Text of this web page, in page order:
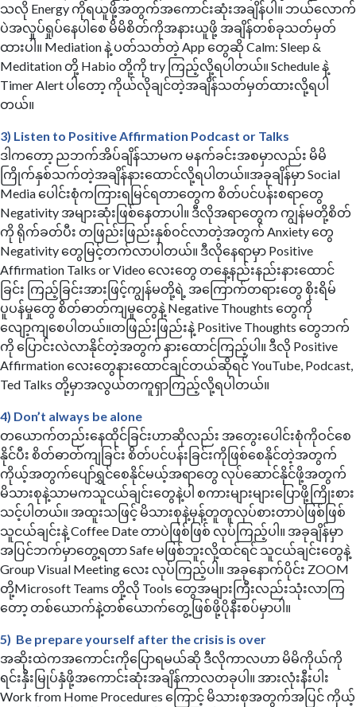
သလို Energy ကိုရယူဖို့အတွက်အကောင်းဆုံးအချိန်ပါ။ ဘယ်လောက်
ပဲအလှုပ်ရှုပ်နေပါစေ မိမိစိတ်ကိုအနားယူဖို့ အချိန်တစ်ခုသတ်မှတ်
ထားပါ။ Mediation နဲ့ ပတ်သတ်တဲ့ App တွေဆို Calm: Sleep &
Meditation တို့ Habio တို့ကို try ကြည့်လို့ရပါတယ်။ Schedule နဲ့
Timer Alert ပါတော့ ကိုယ်လိုချင်တဲ့အချိန်သတ်မှတ်ထားလို့ရပါ
တယ်။
3) Listen to Positive Affirmation Podcast or Talks
ဒါကတော့ ညဘက်အိပ်ချိန်သာမက မနက်ခင်းအစမှာလည်း မိမိ
ကြိုက်နှစ်သက်တဲ့အချိန်နားထောင်လို့ရပါတယ်။အခုချိန်မှာ Social
Media ပေါင်းစုံကကြားရမြင်ရတာတွေက စိတ်ပင်ပန်းစရာတွေ
Negativity အများဆုံးဖြစ်နေတာပါ။ ဒီလိုအရာတွေက ကျွန်မတို့စိတ်
ကို ရိုက်ခတ်ပီး တဖြည်းဖြည်းနှစ်ဝင်လာတဲ့အတွက် Anxiety တွေ
Negativity တွေမြင့်တက်လာပါတယ်။ ဒီလိုနေရာမှာ Positive
Affirmation Talks or Video လေးတွေ တနေ့နည်းနည်းနားထောင်
ခြင်း ကြည့်ခြင်းအားဖြင့်ကျွန်မတို့ရဲ့ အကြောက်တရားတွေ စိုးရိမ်
ပူပန်မှုတွေ စိတ်ဓာတ်ကျမှုတွေနဲ့ Negative Thoughts တွေကို
လျော့ကျစေပါတယ်။တဖြည်းဖြည်းနဲ့ Positive Thoughts တွေဘက်
ကို ပြောင်းလဲလာနိုင်တဲ့အတွက် နားထောင်ကြည့်ပါ။ ဒီလို Positive
Affirmation လေးတွေနားထောင်ချင်တယ်ဆိုရင် YouTube, Podcast,
Ted Talks တို့မှာအလွယ်တကူရှာကြည့်လို့ရပါတယ်။
4) Don’t always be alone
တယောက်တည်းနေထိုင်ခြင်းဟာဆိုလည်း အတွေးပေါင်းစုံကိုဝင်စေ
နိုင်ပီး စိတ်ဓာတ်ကျခြင်း စိတ်ပင်ပန်းခြင်းကိုဖြစ်စေနိုင်တဲ့အတွက်
ကိုယ့်အတွက်ပျော်ရွှင်စေနိုင်မယ့်အရာတွေ လုပ်ဆောင်နိုင်ဖို့အတွက်
မိသားစုနဲ့သာမကသူငယ်ချင်းတွေနဲ့ပါ စကားများများပြောဖို့ကြိုးစား
သင့်ပါတယ်။ အထူးသဖြင့် မိသားစုနဲ့မုန့်တူတူလုပ်စားတာပဲဖြစ်ဖြစ်
သူငယ်ချင်းနဲ့ Coffee Date တာပဲဖြစ်ဖြစ် လုပ်ကြည့်ပါ။ အခုချိန်မှာ
အပြင်ဘက်မှာတွေ့ရတာ Safe မဖြစ်ဘူးလို့ထင်ရင် သူငယ်ချင်းတွေနဲ့
Group Visual Meeting လေး လုပ်ကြည့်ပါ။ အခုနောက်ပိုင်း ZOOM
တို့Microsoft Teams တို့လို Tools တွေအများကြီးလည်းသုံးလာကြ
တော့ တစ်ယောက်နဲ့တစ်ယောက်တွေ့ဖြစ်ဖို့ပိုနီးစပ်မှာပါ။
5) Be prepare yourself after the crisis is over
အဆိုးထဲကအကောင်းကိုပြောရမယ်ဆို ဒီလိုကာလဟာ မိမိကိုယ်ကို
ရင်းနှီးမြုပ်နှံဖို့အကောင်းဆုံးအချိန်ကာလတခုပါ။ အားလုံးနီးပါး
Work from Home Procedures ကြောင့် မိသားစုအတွက်အပြင် ကိုယ့်